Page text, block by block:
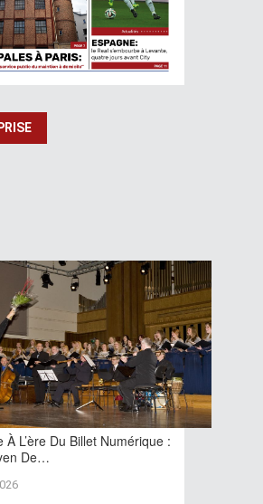
À L’ère Du Billet Numérique :
De…